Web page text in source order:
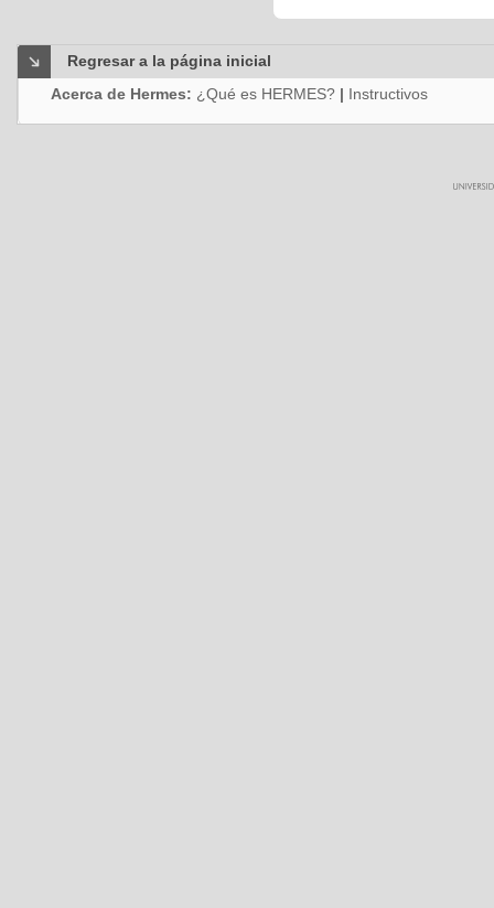
Regresar a la página inicial
Acerca de Hermes: ¿Qué es HERMES? | Instructivos